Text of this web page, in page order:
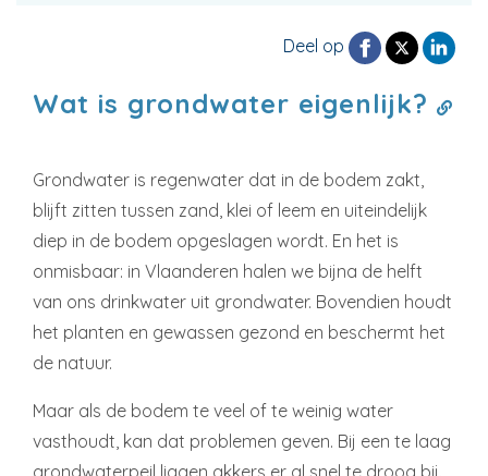
Deel op
Wat is grondwater eigenlijk?
Grondwater is regenwater dat in de bodem zakt,
blijft zitten tussen zand, klei of leem en uiteindelijk
diep in de bodem opgeslagen wordt. En het is
onmisbaar: in Vlaanderen halen we bijna de helft
van ons drinkwater uit grondwater. Bovendien houdt
het planten en gewassen gezond en beschermt het
de natuur.
Maar als de bodem te veel of te weinig water
vasthoudt, kan dat problemen geven. Bij een te laag
grondwaterpeil liggen akkers er al snel te droog bij.